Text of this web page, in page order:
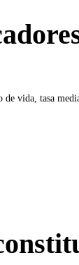
de vida, tasa